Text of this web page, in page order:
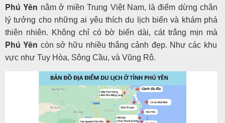
Phú Yên nằm ở miền Trung Việt Nam, là điểm dừng chân
lý tưởng cho những ai yêu thích du lịch biển và khám phá
thiên nhiên. Không chỉ có bờ biển dài, cát trắng mịn mà
Phú Yên còn sở hữu nhiều thắng cảnh đẹp. Như các khu
vực như Tuy Hòa, Sông Cầu, và Vũng Rô.